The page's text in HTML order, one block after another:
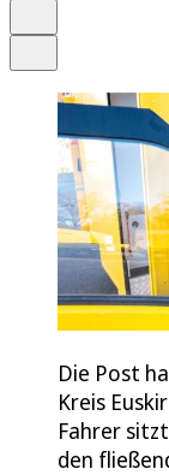
Die Post
Kreis
Fahrer
den